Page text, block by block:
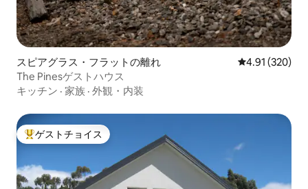
スピアグラス・フラットの離れ レビュー320
4.91 (320)
The Pinesゲストハウス
キッチン · 家族 · 外観・内装
大好評のゲストチョイスです。
ゲストチョイス